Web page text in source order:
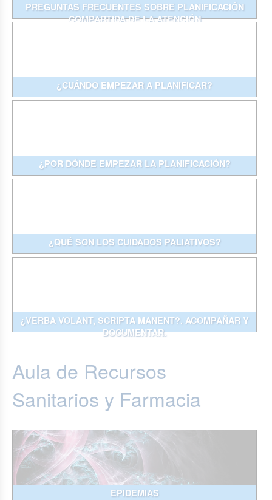
PREGUNTAS FRECUENTES SOBRE PLANIFICACIÓN
COMPARTIDA DE LA ATENCIÓN
¿CUÁNDO EMPEZAR A PLANIFICAR?
¿POR DÓNDE EMPEZAR LA PLANIFICACIÓN?
¿QUÉ SON LOS CUIDADOS PALIATIVOS?
¿VERBA VOLANT, SCRIPTA MANENT?. ACOMPAÑAR Y
DOCUMENTAR.
Aula de Recursos
Sanitarios y Farmacia
EPIDEMIAS